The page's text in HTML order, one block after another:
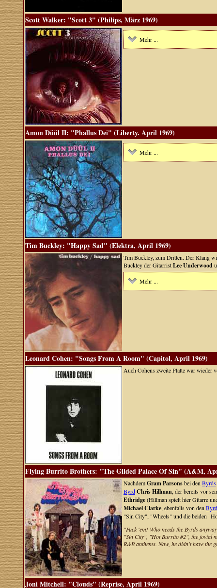
Scott Walker: "Scott 3" (Philips, März 1969)
Mehr ...
Amon Düül II: "Phallus Dei" (Liberty. April 1969)
Mehr ...
Tim Buckley: "Happy Sad" (Elektra, April 1969)
Tim Buckley, zum Dritten. Der Klang
Buckley der GitarristLee Underwood
Mehr ...
Leonard Cohen: "Songs From A Room" (Capitol, April 1969)
Auch Cohens zweite Platte war
Flying Burrito Brothers: "The Gilded Palace Of Sin" (A&M,
NachdemGram Parsonsbei den Byrds
ByrdChris Hillman, der bereits vor
Ethridge(Hillman spielt hier Gitarre
Michael Clarke, ebenfalls von den
"Sin City", "Wheels" und die beiden
"Fuck 'em! Who needs the Byrds
"Sin City", "Hot Burrito #2", the jovial
R&B anthems. Naw, he didn't have the
Joni Mitchell: "Clouds" (Reprise, April 1969)